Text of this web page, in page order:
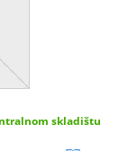
skladištu